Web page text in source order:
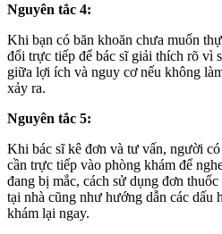
Nguyên tắc 4:
Khi bạn có băn khoăn chưa muốn
đổi trực tiếp để bác sĩ giải thích rõ vì
giữa lợi ích và nguy cơ nếu không
xảy ra.
Nguyên tắc 5:
Khi bác sĩ kê đơn và tư vấn, người
cần trực tiếp vào phòng khám để
đang bị mắc, cách sử dụng đơn
tại nhà cũng như hướng dẫn các dấu
khám lại ngay.